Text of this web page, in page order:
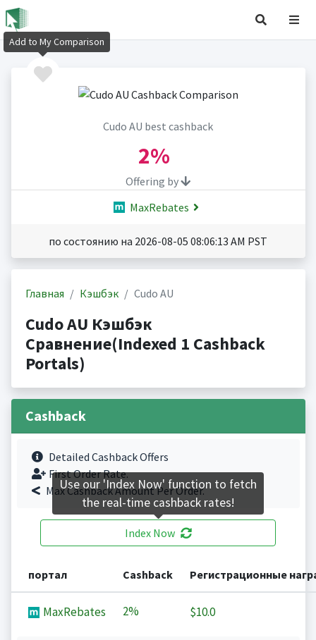
Cudo AU best cashback
2%
Offering by
MaxRebates
по состоянию на 2026-08-05 08:06:13 AM PST
Главная Кэшбэк Cudo AU
Cudo AU Кэшбэк
Сравнение(Indexed 1 Cashback
Portals)
Cashback
Detailed Cashback Offers
First Order Rate.
Max Cashback Amount Per Order.
Index Now
портал Cashback Регистрационные
MaxRebates 2% $10.0
Add to My Comparison
Use our 'Index Now' function to fetch
the real-time cashback rates!